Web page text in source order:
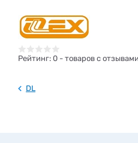
Рейтинг: 0 - товаров с
DL